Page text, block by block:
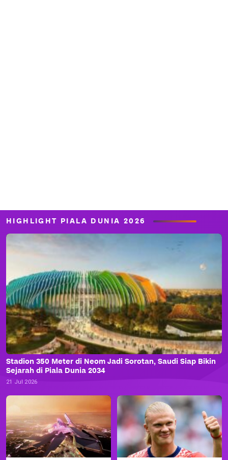
HIGHLIGHT PIALA DUNIA 2026
Stadion 350 Meter di Neom Jadi Sorotan, Saudi Siap Bikin
Sejarah di Piala Dunia 2034
21 Jul 2026